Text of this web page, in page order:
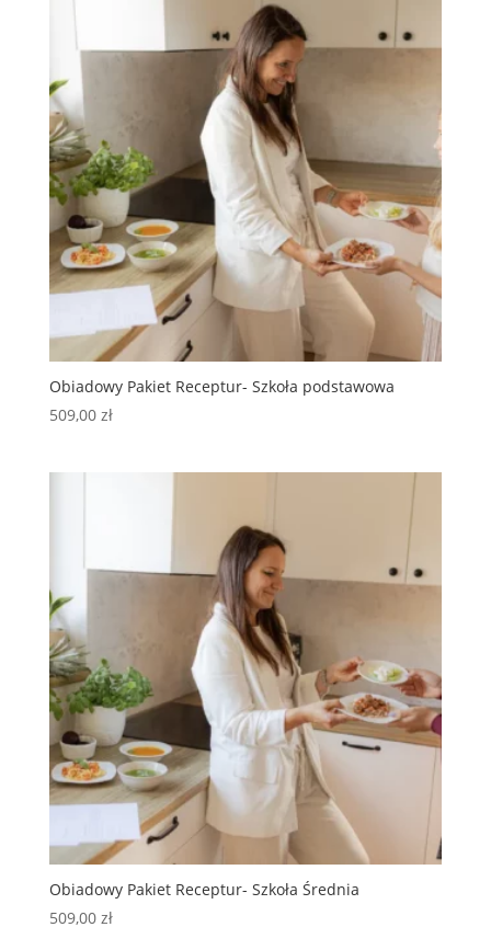
Obiadowy Pakiet Receptur- Szkoła podstawowa
509,00 zł
Obiadowy Pakiet Receptur- Szkoła Średnia
509,00 zł